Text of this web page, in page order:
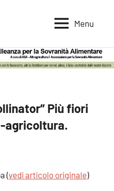
Menu
Più fiori
agricoltura.
(vedi articolo originale)